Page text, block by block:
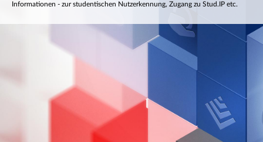
Informationen - zur studentischen Nutzerkennung, Zugang zu Stud.IP etc.